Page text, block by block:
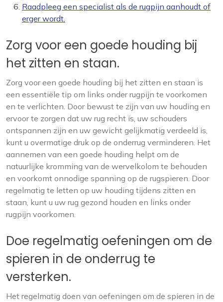
Raadpleeg een specialist als de rugpijn aanhoudt of
erger wordt.
Zorg voor een goede houding bij
het zitten en staan.
Zorg voor een goede houding bij het zitten en staan is
een essentiële tip om links onder rugpijn te voorkomen
en te verlichten. Door bewust te zijn van uw houding en
ervoor te zorgen dat uw rug recht is, uw schouders
ontspannen zijn en uw gewicht gelijkmatig verdeeld is,
kunt u overmatige druk op de onderrug verminderen. Het
aannemen van een goede houding helpt om de
natuurlijke kromming van de wervelkolom te behouden
en voorkomt onnodige spanning op de rugspieren. Door
regelmatig te letten op uw houding tijdens zitten en
staan, kunt u uw rug gezond houden en links onder
rugpijn voorkomen.
Doe regelmatig oefeningen om de
spieren in de onderrug te
versterken.
Het regelmatig doen van oefeningen om de spieren in de